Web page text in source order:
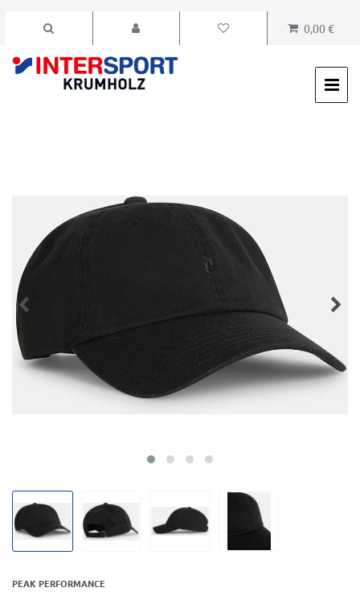
0,00 €
PEAK PERFORMANCE